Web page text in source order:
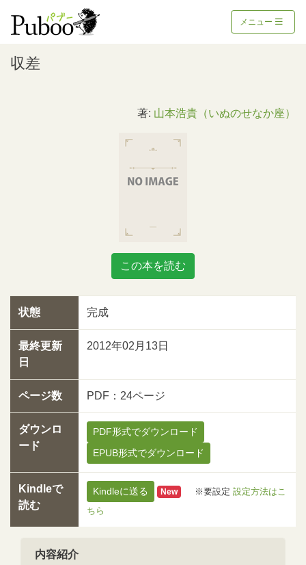
メニュー
収差
著: 山本浩貴（いぬのせなか座）
この本を読む
状態 完成
最終更新
日
2012年02月13日
ページ数 PDF：24ページ
ダウンロ
ード
PDF形式でダウンロード
EPUB形式でダウンロード
Kindleで
読む
Kindleに送る New ※要設定 設定方法はこ
ちら
内容紹介